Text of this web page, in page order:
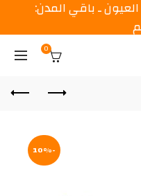
0
-10%
ـ باقي المدن: